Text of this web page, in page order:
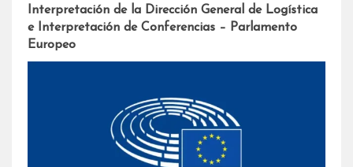
Interpretación de la Dirección General de Logística
e Interpretación de Conferencias – Parlamento
Europeo